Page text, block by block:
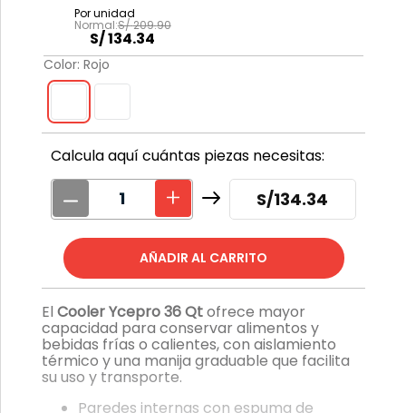
S/209.90
S/134.34
Color: Rojo
Calcula aquí cuántas piezas necesitas:
S/134.34
El Cooler Ycepro 36 Qtofrece mayor
capacidad para conservar alimentos y
bebidas frías o calientes, con aislamiento
térmico y una manija graduable que facilita
su uso y transporte.
Paredes internas con espuma de